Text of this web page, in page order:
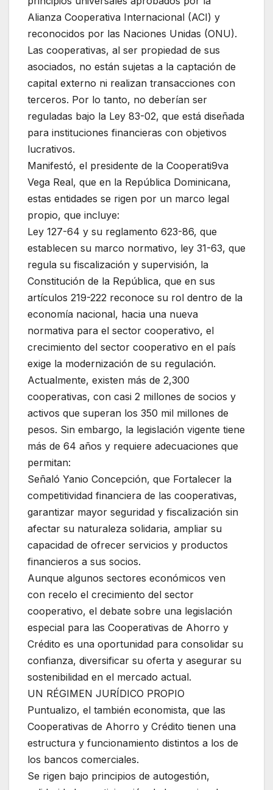
Alianza Cooperativa Internacional (ACI) y
reconocidos por las Naciones Unidas (ONU).
Las cooperativas, al ser propiedad de sus
asociados, no están sujetas a la captación de
capital externo ni realizan transacciones con
terceros. Por lo tanto, no deberían ser
reguladas bajo la Ley 83-02, que está diseñada
para instituciones financieras con objetivos
lucrativos.
Manifestó, el presidente de la Cooperati9va
Vega Real, que en la República Dominicana,
estas entidades se rigen por un marco legal
propio, que incluye:
Ley 127-64 y su reglamento 623-86, que
establecen su marco normativo, ley 31-63, que
regula su fiscalización y supervisión, la
Constitución de la República, que en sus
artículos 219-222 reconoce su rol dentro de la
economía nacional, hacia una nueva
normativa para el sector cooperativo, el
crecimiento del sector cooperativo en el país
exige la modernización de su regulación.
Actualmente, existen más de 2,300
cooperativas, con casi 2 millones de socios y
activos que superan los 350 mil millones de
pesos. Sin embargo, la legislación vigente tiene
más de 64 años y requiere adecuaciones que
permitan:
Señaló Yanio Concepción, que Fortalecer la
competitividad financiera de las cooperativas,
garantizar mayor seguridad y fiscalización sin
afectar su naturaleza solidaria, ampliar su
capacidad de ofrecer servicios y productos
financieros a sus socios.
Aunque algunos sectores económicos ven
con recelo el crecimiento del sector
cooperativo, el debate sobre una legislación
especial para las Cooperativas de Ahorro y
Crédito es una oportunidad para consolidar su
confianza, diversificar su oferta y asegurar su
sostenibilidad en el mercado actual.
UN RÉGIMEN JURÍDICO PROPIO
Puntualizo, el también economista, que las
Cooperativas de Ahorro y Crédito tienen una
estructura y funcionamiento distintos a los de
los bancos comerciales.
Se rigen bajo principios de autogestión,